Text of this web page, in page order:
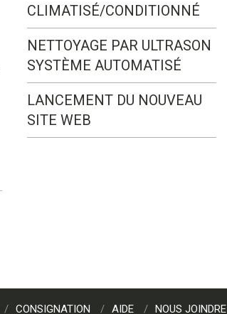
CLIMATISÉ/CONDITIONNÉ
NETTOYAGE PAR ULTRASON
SYSTÈME AUTOMATISÉ
LANCEMENT DU NOUVEAU
SITE WEB
CONSIGNATION AIDE NOUS JOINDRE